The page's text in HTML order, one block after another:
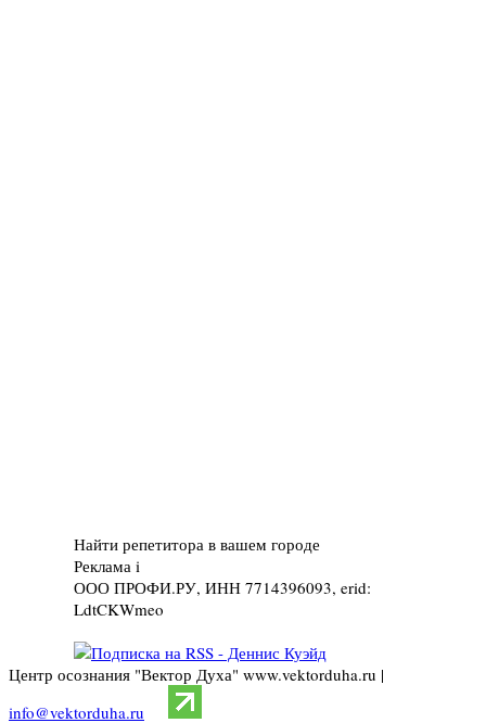
Найти репетитора в вашем городе
Реклама i
ООО ПРОФИ.РУ, ИНН 7714396093, erid:
LdtCKWmeo
Центр осознания "Вектор Духа" www.vektorduha.ru |
info@vektorduha.ru